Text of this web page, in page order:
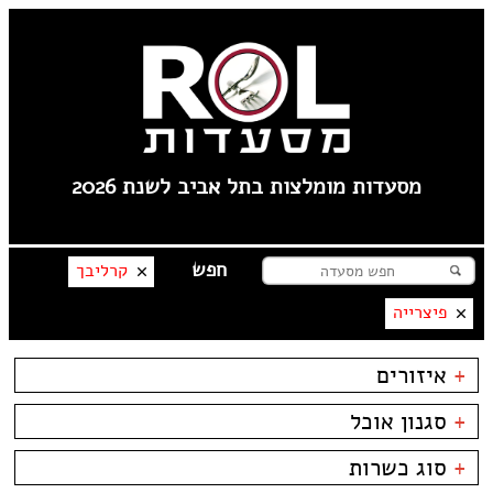
מסעדות מומלצות בתל אביב לשנת 2026
קרליבך
פיצרייה
+ איזורים
תל אביב
פלורנטין
----
טיילת תל אביב
+ סגנון אוכל
בשרים
דגים
ביסטרו
+ סוג כשרות